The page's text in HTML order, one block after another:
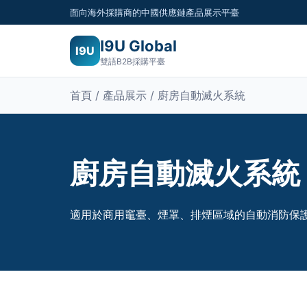
面向海外採購商的中國供應鏈產品展示平臺
I9U I9U Global
雙語B2B採購平臺
首頁 / 產品展示 / 廚房自動滅火系統
廚房自動滅火系統
適用於商用竈臺、煙罩、排煙區域的自動消防保